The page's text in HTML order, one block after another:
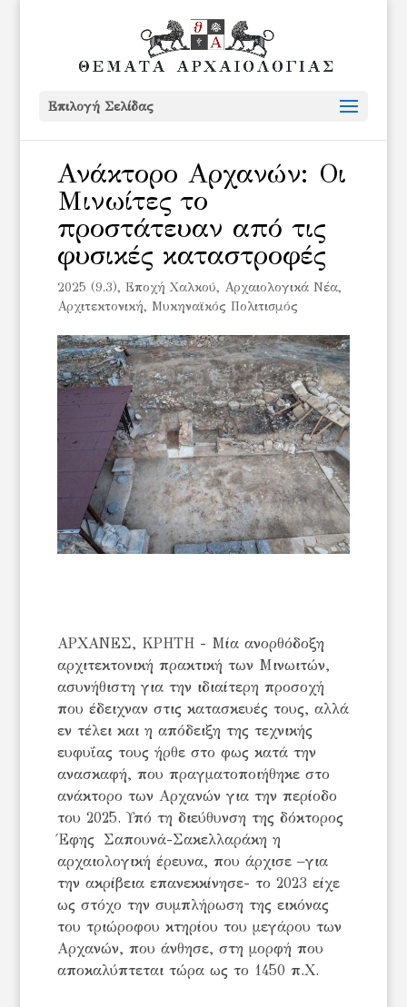
Επιλογή Σελίδας
Ανάκτορο Αρχανών: Οι
Μινωίτες το
προστάτευαν από τις
φυσικές καταστροφές
2025 (9.3), Eποχή Χαλκού, Αρχαιολογικά Νέα,
Αρχιτεκτονική, Μυκηναϊκός Πολιτισμός
ΑΡΧΑΝΕΣ, ΚΡΗΤΗ - Μία ανορθόδοξη
αρχιτεκτονική πρακτική των Μινωιτών,
ασυνήθιστη για την ιδιαίτερη προσοχή
που έδειχναν στις κατασκευές τους, αλλά
εν τέλει και η απόδειξη της τεχνικής
ευφυΐας τους ήρθε στο φως κατά την
ανασκαφή, που πραγματοποιήθηκε στο
ανάκτορο των Αρχανών για την περίοδο
του 2025. Υπό τη διεύθυνση της δόκτορος
Έφης Σαπουνά-Σακελλαράκη η
αρχαιολογική έρευνα, που άρχισε –για
την ακρίβεια επανεκκίνησε- το 2023 είχε
ως στόχο την συμπλήρωση της εικόνας
του τριώροφου κτηρίου του μεγάρου των
Αρχανών, που άνθησε, στη μορφή που
αποκαλύπτεται τώρα ως το 1450 π.Χ.